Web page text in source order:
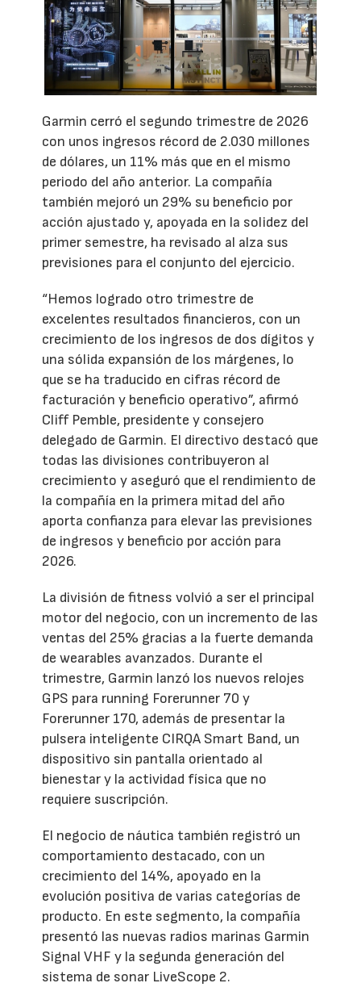
Garmin cerró el segundo trimestre de 2026
con unos ingresos récord de 2.030 millones
de dólares, un 11% más que en el mismo
periodo del año anterior. La compañía
también mejoró un 29% su beneficio por
acción ajustado y, apoyada en la solidez del
primer semestre, ha revisado al alza sus
previsiones para el conjunto del ejercicio.
“Hemos logrado otro trimestre de
excelentes resultados financieros, con un
crecimiento de los ingresos de dos dígitos y
una sólida expansión de los márgenes, lo
que se ha traducido en cifras récord de
facturación y beneficio operativo”, afirmó
Cliff Pemble, presidente y consejero
delegado de Garmin. El directivo destacó que
todas las divisiones contribuyeron al
crecimiento y aseguró que el rendimiento de
la compañía en la primera mitad del año
aporta confianza para elevar las previsiones
de ingresos y beneficio por acción para
2026.
La división de fitness volvió a ser el principal
motor del negocio, con un incremento de las
ventas del 25% gracias a la fuerte demanda
de wearables avanzados. Durante el
trimestre, Garmin lanzó los nuevos relojes
GPS para running Forerunner 70 y
Forerunner 170, además de presentar la
pulsera inteligente CIRQA Smart Band, un
dispositivo sin pantalla orientado al
bienestar y la actividad física que no
requiere suscripción.
El negocio de náutica también registró un
comportamiento destacado, con un
crecimiento del 14%, apoyado en la
evolución positiva de varias categorías de
producto. En este segmento, la compañía
presentó las nuevas radios marinas Garmin
Signal VHF y la segunda generación del
sistema de sonar LiveScope 2.